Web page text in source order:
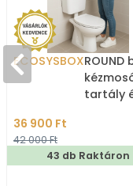
ECOSYSBOX
tartály
36 900 Ft
42 000 Ft
43 db Raktáron